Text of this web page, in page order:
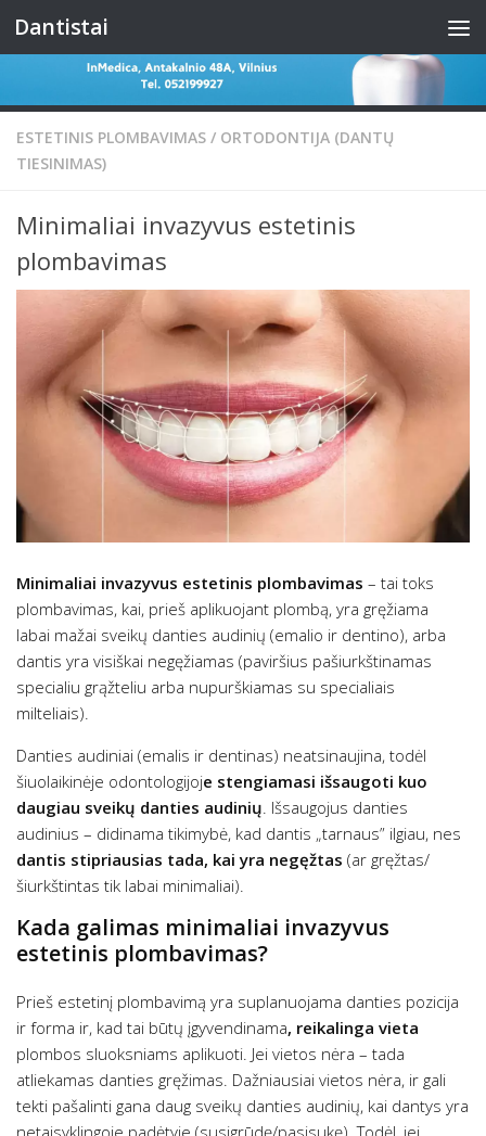
Skip to content
Dantistai
ESTETINIS PLOMBAVIMAS / ORTODONTIJA (DANTŲ
TIESINIMAS)
Minimaliai invazyvus estetinis
plombavimas
Minimaliai invazyvus estetinis plombavimas – tai toks
plombavimas, kai, prieš aplikuojant plombą, yra gręžiama
labai mažai sveikų danties audinių (emalio ir dentino), arba
dantis yra visiškai negęžiamas (paviršius pašiurkštinamas
specialiu grąžteliu arba nupurškiamas su specialiais
milteliais).
Danties audiniai (emalis ir dentinas) neatsinaujina, todėl
šiuolaikinėje odontologijoje stengiamasi išsaugoti kuo
daugiau sveikų danties audinių . Išsaugojus danties
audinius – didinama tikimybė, kad dantis „tarnaus” ilgiau, nes
dantis stipriausias tada, kai yra negęžtas (ar gręžtas/
šiurkštintas tik labai minimaliai).
Kada galimas minimaliai invazyvus
estetinis plombavimas?
Prieš estetinį plombavimą yra suplanuojama danties pozicija
ir forma ir, kad tai būtų įgyvendinama, reikalinga vieta
plombos sluoksniams aplikuoti. Jei vietos nėra – tada
atliekamas danties gręžimas. Dažniausiai vietos nėra, ir gali
tekti pašalinti gana daug sveikų danties audinių, kai dantys yra
netaisyklingoje padėtyje (susigrūdę/pasisukę). Todėl, jei